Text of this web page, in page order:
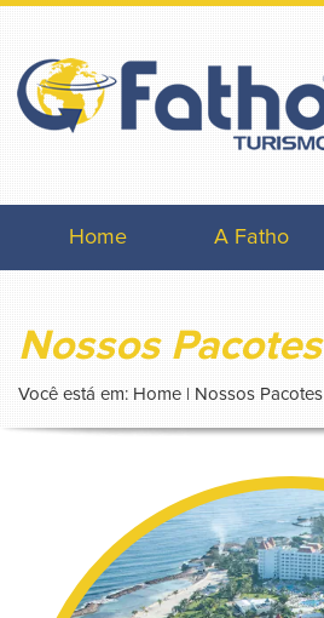
Home A Fatho
Nossos Pacotes
Você está em: Home | Nossos Pacotes